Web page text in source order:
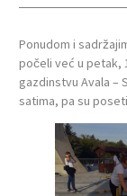
Ponudom i
počeli već u petak,
gazdinstvu Avala –
satima, pa su